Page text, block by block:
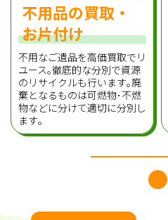
不用品の買取・
お片付け
不用なご遺品を高価買取でリ
ユース｡徹底的な分別で資源
のリサイクルも行います｡廃
棄となるものは可燃物･不燃
物などに分けて適切に分別し
ます｡